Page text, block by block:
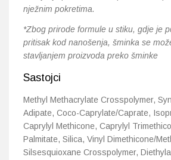
nježnim pokretima.
*Zbog prirode formule u stiku, gdje je
pritisak kod nanošenja, šminka se
stavljanjem proizvoda preko šminke
Sastojci
Methyl Methacrylate Crosspolymer,
Adipate, Coco-Caprylate/Caprate,
Caprylyl Methicone, Caprylyl
Palmitate, Silica, Vinyl Dimethicone/
Silsesquioxane Crosspolymer,